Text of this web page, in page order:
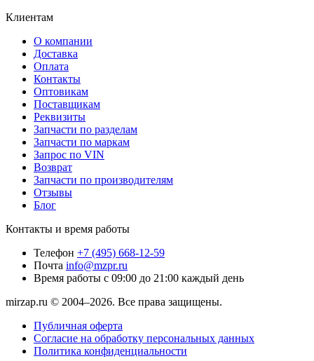
Клиентам
О компании
Доставка
Оплата
Контакты
Оптовикам
Поставщикам
Реквизиты
Запчасти по разделам
Запчасти по маркам
Запрос по VIN
Возврат
Запчасти по производителям
Отзывы
Блог
Контакты и время работы
Телефон +7 (495) 668-12-59
Почта info@mzpr.ru
Время работы с 09:00 до 21:00 каждый день
mirzap.ru © 2004–2026. Все права защищены.
Публичная оферта
Согласие на обработку персональных данных
Политика конфиденциальности